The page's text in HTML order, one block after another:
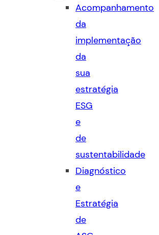
Acompanhamento
da
implementação
da
sua
estratégia
ESG
e
de
sustentabilidade
Diagnóstico
e
Estratégia
de